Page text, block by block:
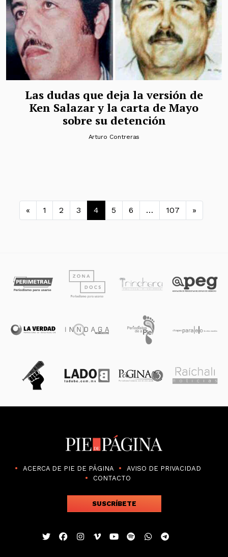
Las dudas que deja la versión de
Ken Salazar y la carta de Mayo
sobre su detención
Arturo Contreras
Navegación de entradas
« 1 2 3 4 5 6 … 107 »
ACERCA DE PIE DE PÁGINA
AVISO DE PRIVACIDAD
CONTACTO
SUSCRÍBETE